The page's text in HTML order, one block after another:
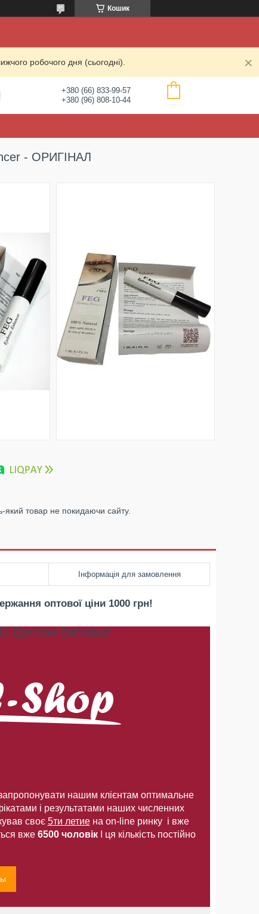
Кошик
робочого дня (сьогодні).
+380 (66) 833-99-57
+380 (96) 808-10-44
- ОРИГІНАЛ
який товар не покидаючи сайту.
Інформація для замовлення
оптової ціни 1000 грн!
Eyebrow Enhancer
нашим клієнтам оптимальне
і результатами наших численних
своє 5ти летиена on-line ринку і вже
вже 6500 чоловік
І ця кількість постійно